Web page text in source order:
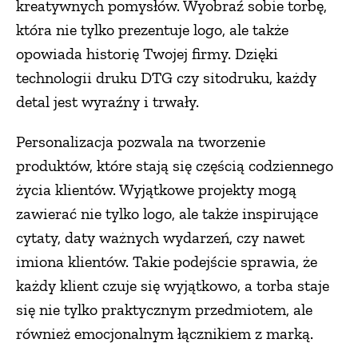
kreatywnych pomysłów. Wyobraź sobie torbę,
która nie tylko prezentuje logo, ale także
opowiada historię Twojej firmy. Dzięki
technologii druku DTG czy sitodruku, każdy
detal jest wyraźny i trwały.
Personalizacja pozwala na tworzenie
produktów, które stają się częścią codziennego
życia klientów. Wyjątkowe projekty mogą
zawierać nie tylko logo, ale także inspirujące
cytaty, daty ważnych wydarzeń, czy nawet
imiona klientów. Takie podejście sprawia, że
każdy klient czuje się wyjątkowo, a torba staje
się nie tylko praktycznym przedmiotem, ale
również emocjonalnym łącznikiem z marką.